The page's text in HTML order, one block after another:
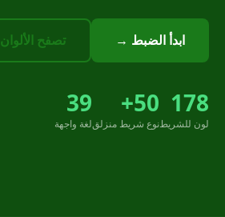
ابدأ الضبط → تصفح الألوان
178
لون للشريط
50+
نوع شريط منزلق
39
لغة واجهة